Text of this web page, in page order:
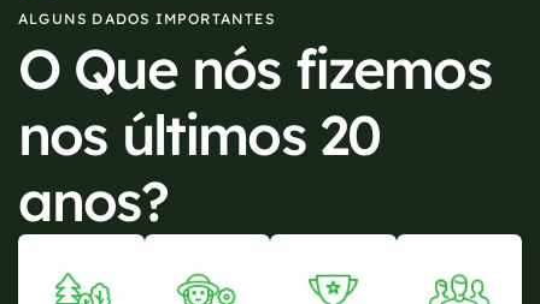
ALGUNS DADOS IMPORTANTES
O Que nós fizemos
nos últimos 20
anos?